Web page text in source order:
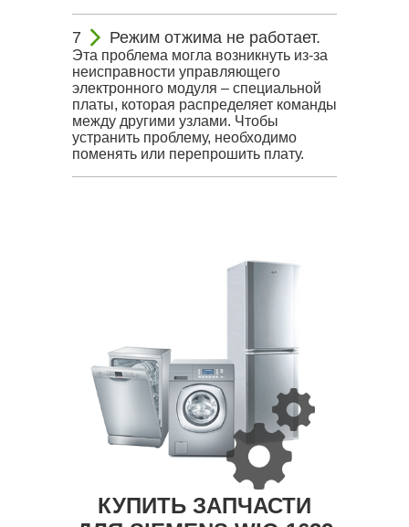
Режим отжима не работает.
Эта проблема могла возникнуть из-за
неисправности управляющего
электронного модуля – специальной
платы, которая распределяет команды
между другими узлами. Чтобы
устранить проблему, необходимо
поменять или перепрошить плату.
КУПИТЬ ЗАПЧАСТИ